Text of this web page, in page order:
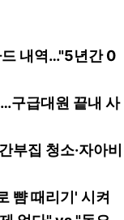
내역…"5년간 0
구급대원 끝내 사
부집 청소·자아비
뺨 때리기' 시켜